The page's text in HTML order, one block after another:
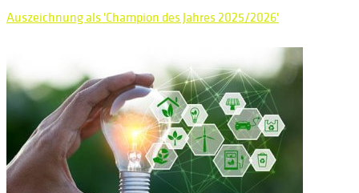
Auszeichnung als 'Champion des Jahres 2025/2026'